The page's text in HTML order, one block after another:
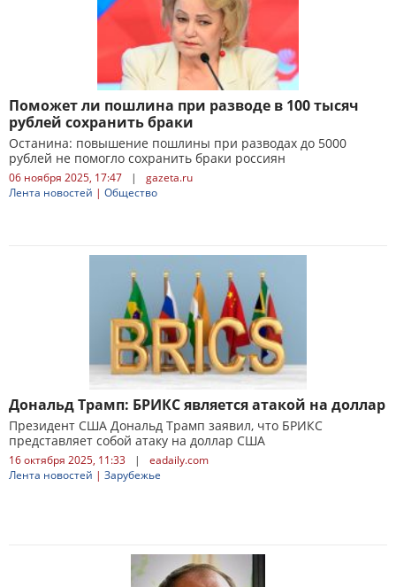
Поможет ли пошлина при разводе в 100 тысяч
рублей сохранить браки
Останина: повышение пошлины при разводах до 5000
рублей не помогло сохранить браки россиян
06 ноября 2025, 17:47 |
gazeta.ru
Лента новостей | Общество
Дональд Трамп: БРИКС является атакой на доллар
Президент США Дональд Трамп заявил, что БРИКС
представляет собой атаку на доллар США
16 октября 2025, 11:33 |
eadaily.com
Лента новостей | Зарубежье